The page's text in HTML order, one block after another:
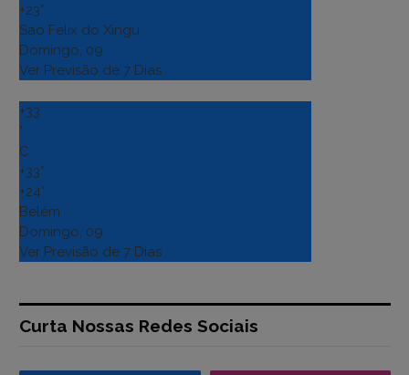
+23°
Sao Felix do Xingu
Domingo, 09
Ver Previsão de 7 Dias
+33
°
C
+33°
+24°
Belém
Domingo, 09
Ver Previsão de 7 Dias
Curta Nossas Redes Sociais